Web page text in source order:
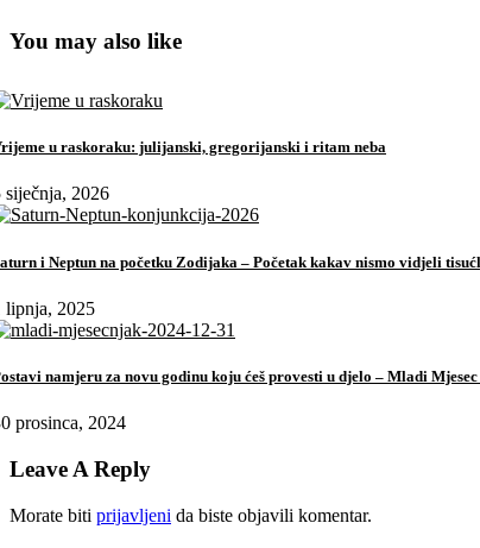
You may also like
u raskoraku: julijanski, gregorijanski i ritam neba
siječnja, 2026
i Neptun na početku Zodijaka – Početak kakav nismo vidjeli
lipnja, 2025
namjeru za novu godinu koju ćeš provesti u djelo – Mladi
prosinca, 2024
Leave A Reply
Morate biti prijavljeni da biste objavili komentar.